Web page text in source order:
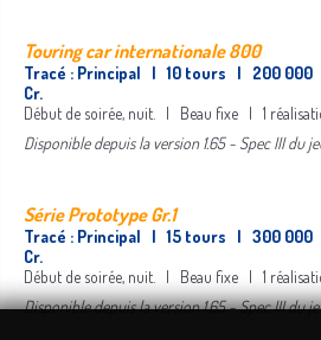
Touring car internationale 800
Tracé : Principal | 10 tours | 200 000
Cr.
Début de soirée, nuit. | Beau fixe | 1
Disponible depuis la version 1.65 - Spec III du
Série Prototype Gr.1
Tracé : Principal | 15 tours | 300 000
Cr.
Début de soirée, nuit. | Beau fixe | 1
Disponible depuis la version 1.65 - Spec III du